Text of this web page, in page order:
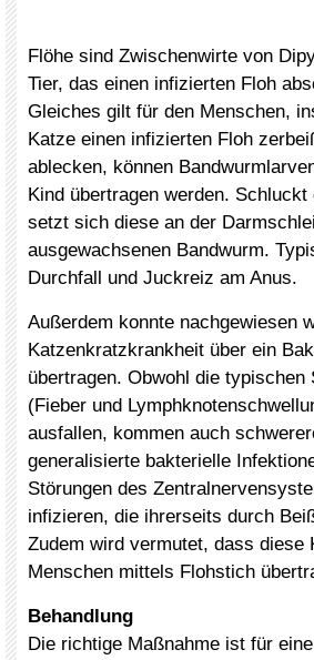
Flöhe sind Zwischenwirte von
Tier, das einen infizierten Floh
Gleiches gilt für den Menschen,
Katze einen infizierten Floh
ablecken, können
Kind übertragen werden.
setzt sich diese an der
ausgewachsenen Bandwurm.
Durchfall und Juckreiz am Anus.
Außerdem konnte nachgewiesen
Katzenkratzkrankheit über ein
übertragen. Obwohl die
(Fieber und
ausfallen, kommen auch
generalisierte bakterielle
Störungen des
infizieren, die ihrerseits durch
Zudem wird vermutet, dass diese
Menschen mittels Flohstich
Behandlung
Die richtige Maßnahme ist für